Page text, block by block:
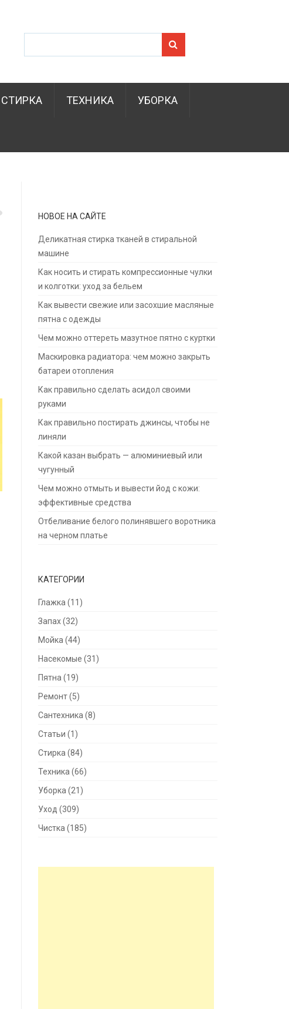
СТИРКА ТЕХНИКА УБОРКА
НОВОЕ НА САЙТЕ
Деликатная стирка тканей в стиральной
машине
Как носить и стирать компрессионные чулки
и колготки: уход за бельем
Как вывести свежие или засохшие масляные
пятна с одежды
Чем можно оттереть мазутное пятно с куртки
Маскировка радиатора: чем можно закрыть
батареи отопления
Как правильно сделать асидол своими
руками
Как правильно постирать джинсы, чтобы не
линяли
Какой казан выбрать — алюминиевый или
чугунный
Чем можно отмыть и вывести йод с кожи:
эффективные средства
Отбеливание белого полинявшего воротника
на черном платье
КАТЕГОРИИ
Глажка (11)
Запах(32)
Мойка (44)
Насекомые (31)
Пятна (19)
Ремонт(5)
Сантехника (8)
Статьи (1)
Стирка (84)
Техника (66)
Уборка (21)
Уход (309)
Чистка (185)